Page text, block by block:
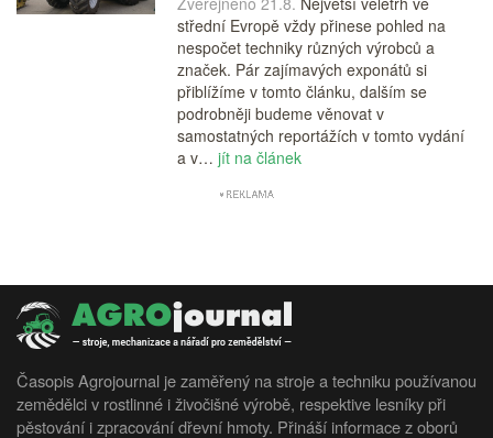
střední Evropě vždy přinese pohled na
nespočet techniky různých výrobců a
značek. Pár zajímavých exponátů si
přiblížíme v tomto článku, dalším se
podrobněji budeme věnovat v
samostatných reportážích v tomto vydání
a v… jít na článek
Časopis Agrojournal je zaměřený na stroje a techniku používanou
zemědělci v rostlinné i živočišné výrobě, respektive lesníky při
pěstování i zpracování dřevní hmoty. Přináší informace z oborů